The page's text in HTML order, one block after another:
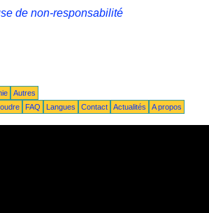
de non-responsabilité
Autres
FAQ Langues Contact Actualités A propos